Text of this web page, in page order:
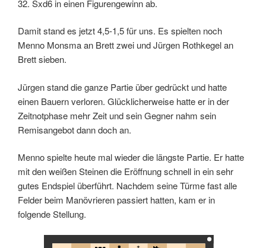
32. Sxd6 in einen Figurengewinn ab.
Damit stand es jetzt 4,5-1,5 für uns. Es spielten noch
Menno Monsma an Brett zwei und Jürgen Rothkegel an
Brett sieben.
Jürgen stand die ganze Partie über gedrückt und hatte
einen Bauern verloren. Glücklicherweise hatte er in der
Zeitnotphase mehr Zeit und sein Gegner nahm sein
Remisangebot dann doch an.
Menno spielte heute mal wieder die längste Partie. Er hatte
mit den weißen Steinen die Eröffnung schnell in ein sehr
gutes Endspiel überführt. Nachdem seine Türme fast alle
Felder beim Manövrieren passiert hatten, kam er in
folgende Stellung.
Lizenz: CC BY-SA 3.0, siehe unten